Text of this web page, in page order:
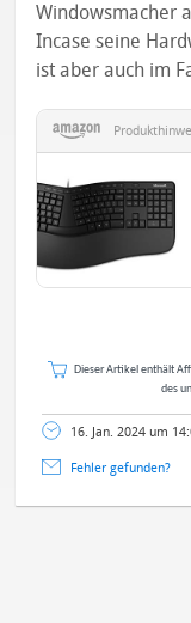
Windowsmacher
Incase seine
ist aber auch im
Dieser Artikel enthält
des
16. Jan. 2024 um
Fehler gefunden?